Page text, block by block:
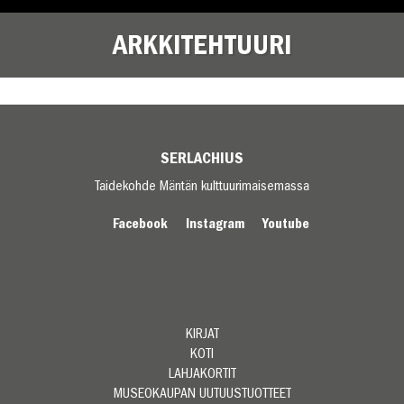
ARKKITEHTUURI
SERLACHIUS
Taidekohde Mäntän kulttuurimaisemassa
Facebook Instagram Youtube
KIRJAT
KOTI
LAHJAKORTIT
MUSEOKAUPAN UUTUUSTUOTTEET